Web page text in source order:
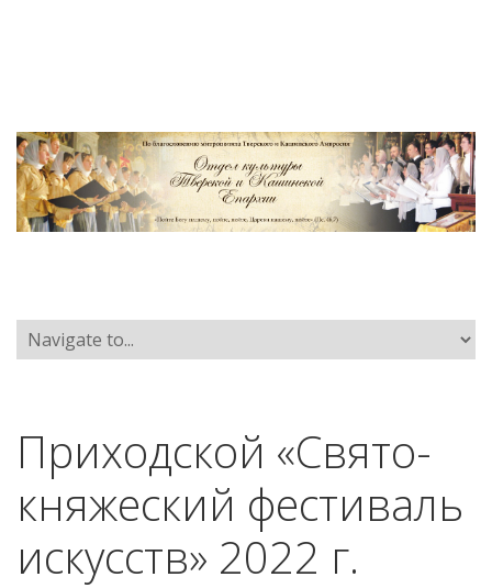
Приходской «Свято-
княжеский фестиваль
искусств» 2022 г.